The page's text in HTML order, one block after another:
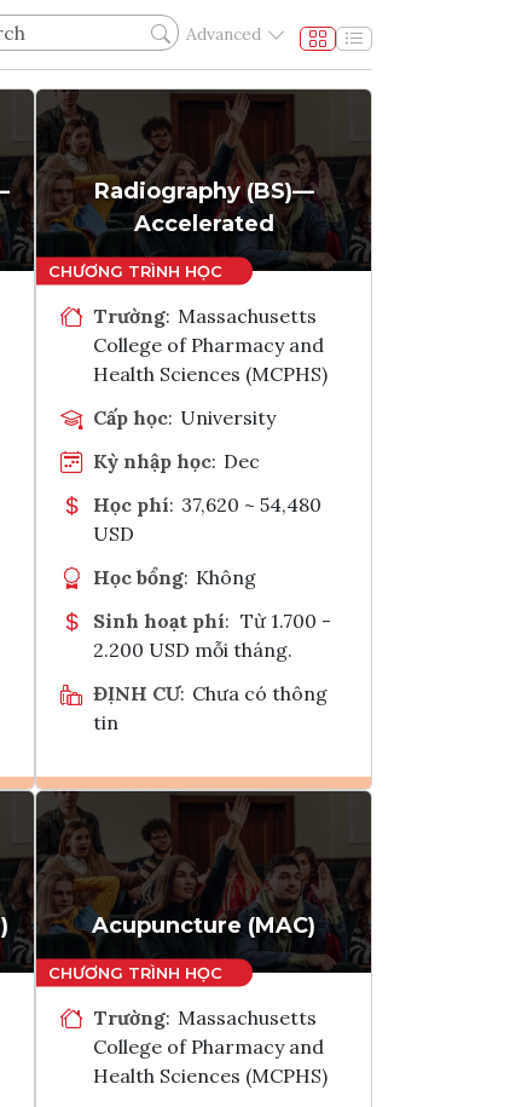
Advanced
Radiography (BS)—
Accelerated
Trường: Massachusetts
College of Pharmacy and
Health Sciences (MCPHS)
Cấp học: University
Kỳ nhập học: Dec
Học phí: 37,620 ~ 54,480
USD
Học bổng: Không
Sinh hoạt phí: Từ 1.700 -
2.200 USD mỗi tháng.
ĐỊNH CƯ: Chưa có thông
tin
Ghi danh
Tham vấn Interlink
Acupuncture (MAC)
Trường: Massachusetts
College of Pharmacy and
Health Sciences (MCPHS)